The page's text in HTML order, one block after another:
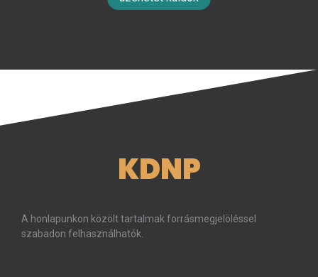
KDNP
A honlapunkon közölt tartalmak forrásmegjelöléssel
szabadon felhasználhatók.